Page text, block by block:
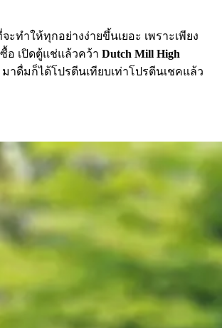
ทำให้ทุกอย่างง่ายขึ้นเยอะ เพราะเพียง
อ เปิดตู้แช่แล้วคว้า Dutch Mill High
มาดื่มก็ได้โปรตีนเทียบเท่าโปรตีนเชคแล้ว